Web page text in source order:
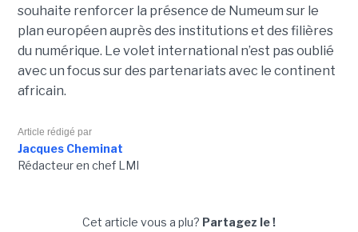
souhaite renforcer la présence de Numeum sur le
plan européen auprès des institutions et des filières
du numérique. Le volet international n’est pas oublié
avec un focus sur des partenariats avec le continent
africain.
Article rédigé par
Jacques Cheminat
Rédacteur en chef LMI
Cet article vous a plu? Partagez le !